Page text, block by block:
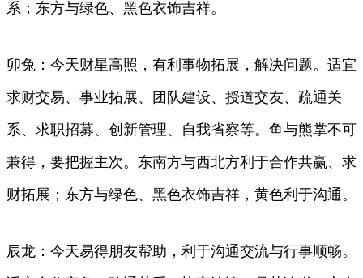
系；东方与绿色、黑色衣饰吉祥。
卯兔：今天财星高照，有利事物拓展，解决问题。适宜
求财交易、事业拓展、团队建设、授道交友、疏通关
系、求职招募、创新管理、自我省察等。鱼与熊掌不可
兼得，要把握主次。东南方与西北方利于合作共赢、求
财拓展；东方与绿色、黑色衣饰吉祥，黄色利于沟通。
辰龙：今天易得朋友帮助，利于沟通交流与行事顺畅。